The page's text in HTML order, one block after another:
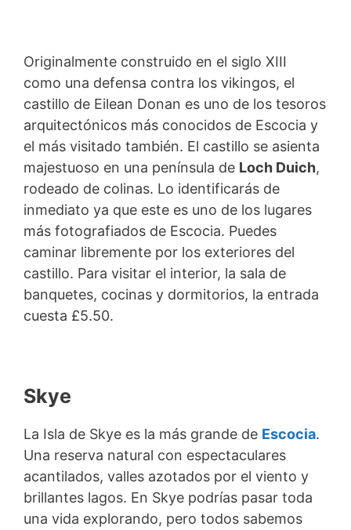
Originalmente construido en el siglo XIII
como una defensa contra los vikingos, el
castillo de Eilean Donan es uno de los tesoros
arquitectónicos más conocidos de Escocia y
el más visitado también. El castillo se asienta
majestuoso en una península de Loch Duich,
rodeado de colinas. Lo identificarás de
inmediato ya que este es uno de los lugares
más fotografiados de Escocia. Puedes
caminar libremente por los exteriores del
castillo. Para visitar el interior, la sala de
banquetes, cocinas y dormitorios, la entrada
cuesta £5.50.
Skye
La Isla de Skye es la más grande de Escocia.
Una reserva natural con espectaculares
acantilados, valles azotados por el viento y
brillantes lagos. En Skye podrías pasar toda
una vida explorando, pero todos sabemos